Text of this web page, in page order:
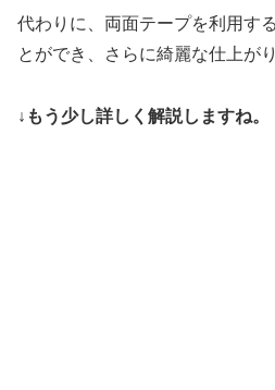
代わりに、両面テープを利用す
とができ、さらに綺麗な仕上が
↓もう少し詳しく解説しますね。